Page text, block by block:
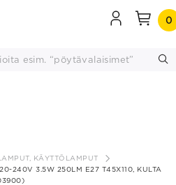
0
KÄYTTÖLAMPUT
240V 3.5W 250LM E27 T45X110, KULTA